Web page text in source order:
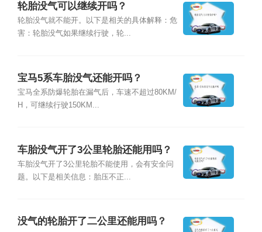
轮胎没气可以继续开吗？
轮胎没气就不能开。以下是相关的具体解释：危
害：轮胎没气如果继续行驶，轮...
宝马5系车胎没气还能开吗？
宝马全系防爆轮胎在漏气后，车速不超过80KM/
H，可继续行驶150KM...
车胎没气开了3公里轮胎还能用吗？
车胎没气开了3公里轮胎不能使用，会有安全问
题。以下是相关信息：胎压不正...
没气的轮胎开了二公里还能用吗？